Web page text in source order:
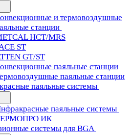
и термовоздушные
станции
HCT/MRS
ST
GT/ST
паяльные станции
паяльные станции
паяльные системы
паяльные системы
ИК
системы для BGA